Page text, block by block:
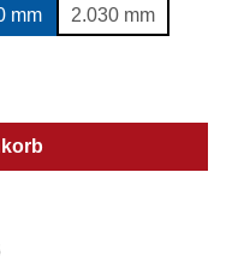
mm 2.030 mm
gewünschten